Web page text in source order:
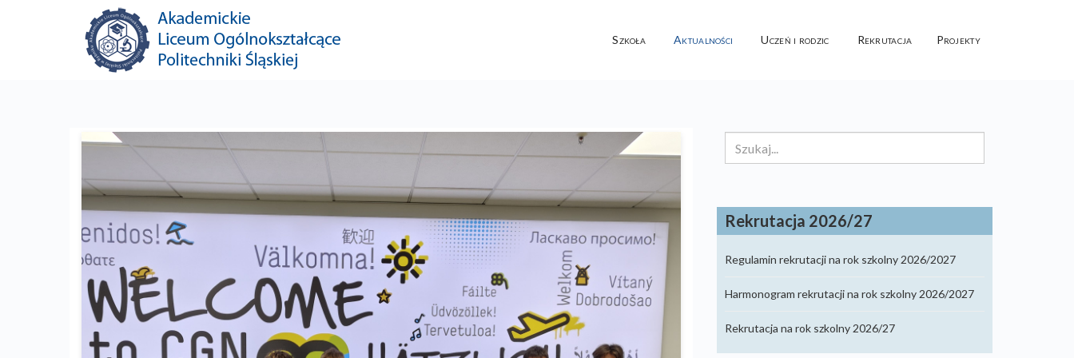
Szkoła Aktualności Uczeń i rodzic Rekrutacja Projekty
Rekrutacja 2026/27
Regulamin rekrutacji na rok szkolny 2026/2027
Harmonogram rekrutacji na rok szkolny 2026/2027
Rekrutacja na rok szkolny 2026/27